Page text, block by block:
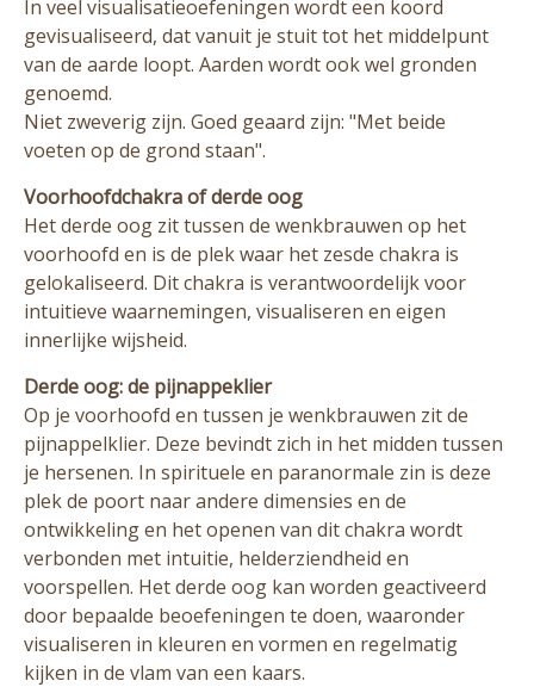
In veel visualisatieoefeningen wordt een koord
gevisualiseerd, dat vanuit je stuit tot het middelpunt
van de aarde loopt. Aarden wordt ook wel gronden
genoemd.
Niet zweverig zijn. Goed geaard zijn: "Met beide
voeten op de grond staan".
Voorhoofdchakra of derde oog
Het derde oog zit tussen de wenkbrauwen op het
voorhoofd en is de plek waar het zesde chakra is
gelokaliseerd. Dit chakra is verantwoordelijk voor
intuitieve waarnemingen, visualiseren en eigen
innerlijke wijsheid.
Derde oog: de pijnappeklier
Op je voorhoofd en tussen je wenkbrauwen zit de
pijnappelklier. Deze bevindt zich in het midden tussen
je hersenen. In spirituele en paranormale zin is deze
plek de poort naar andere dimensies en de
ontwikkeling en het openen van dit chakra wordt
verbonden met intuitie, helderziendheid en
voorspellen. Het derde oog kan worden geactiveerd
door bepaalde beoefeningen te doen, waaronder
visualiseren in kleuren en vormen en regelmatig
kijken in de vlam van een kaars.